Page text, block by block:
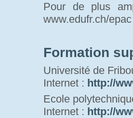
Pour de plus
www.edufr.ch/
Formation
Université de
Internet : http://
Ecole
Internet : http://